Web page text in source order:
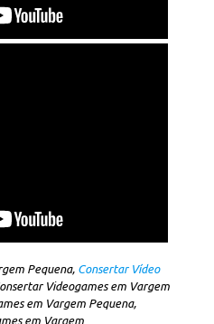
Pequena, Consertar Vídeo
Videogames em Vargem
em Vargem Pequena,
em Vargem